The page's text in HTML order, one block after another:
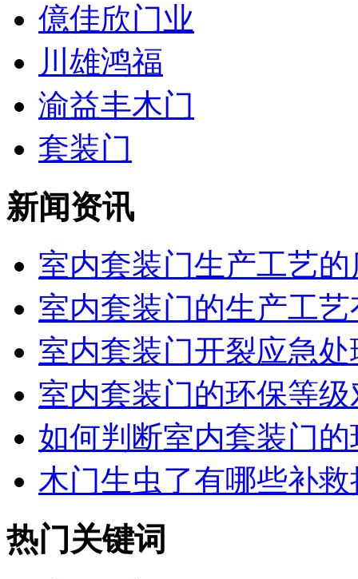
億佳欣门业
川雄鸿福
渝益丰木门
套装门
新闻资讯
室内套装门生产工艺的
室内套装门的生产工
室内套装门开裂应急
室内套装门的环保等级
如何判断室内套装门的
木门生虫了有哪些补救
热门关键词